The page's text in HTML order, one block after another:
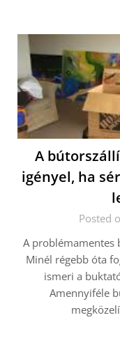
A
igényel, ha
Posted
A problémamentes
Minél régebb óta
ismeri a
Amennyiféle